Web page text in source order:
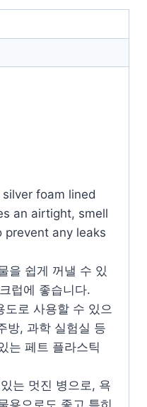
foam lined
an airtight, smell
any leaks
을 쉽게 꺼낼 수 있
럽에 좋습니다.
도로 사용할 수 있으
방, 과학 실험실 등
는 페트 플라스틱
는 멋진 병으로, 욕